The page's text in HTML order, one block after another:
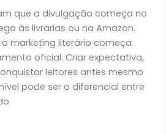
que a divulgação começa no
às livrarias ou na Amazon.
marketing literário começa
oficial. Criar expectativa,
leitores antes mesmo
pode ser o diferencial entre